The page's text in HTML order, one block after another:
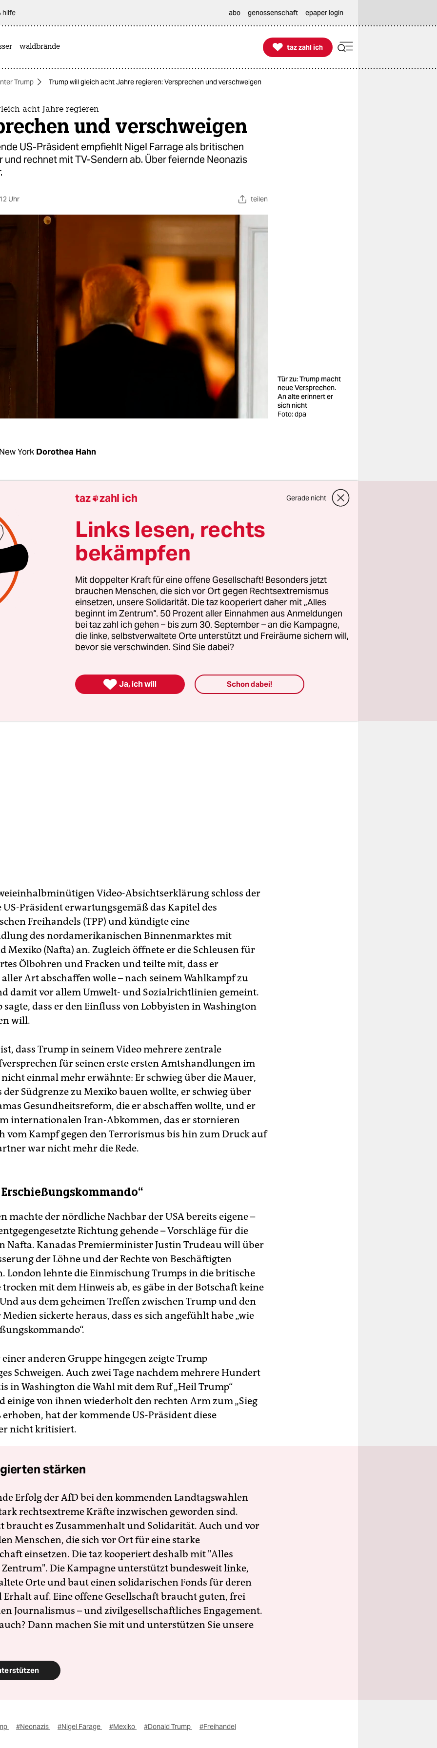
hilfe abo genossenschaft epaper login
waldbrände 
taz zahl ich
taz zahl ich
Trump Trump will gleich acht Jahre regieren: Versprechen und verschweigen
acht Jahre regieren
und verschweigen
US-Präsident empfiehlt Nigel Farrage als britischen
rechnet mit TV-Sendern ab. Über feiernde Neonazis
Uhr teilen
Tür zu: Trump macht
neue Versprechen.
An alte erinnert er
sich nicht
Foto: dpa
York Dorothea Hahn
nach seiner Wahl hat der angehende Präsident der
Landsleuten per YouTube mitgeteilt, was er bei seinem
im Weißen Haus tun will. An die Adresse Londons schlug
vor, den radikalen Nationalisten Nigel Farrage zum
in Washington zu machen.
auf die er schon in seinem Wahlkampf eingedroschen
immer noch keine Pressekonferenz. Stattdessen lud er am
Chefs der großen TV-Sender in seinen Turm in New York
hinter verschlossenen Türen die Leviten zu lesen. Am
um 6 sagte er – ebenfalls per Tweet – ein Treffen mit
ab und erklärte, er wolle sich stattdessen auf seine
werde nun doch an einem Treffen mit der Zeitung
Video-Absichtserklärung schloss der
Präsident erwartungsgemäß das Kapitel des
Freihandels (TPP) und kündigte eine
des nordamerikanischen Binnenmarktes mit
Mexiko (Nafta) an. Zugleich öffnete er die Schleusen für
Ölbohren und Fracken und teilte mit, dass er
Art abschaffen wolle – nach seinem Wahlkampf zu
damit vor allem Umwelt- und Sozialrichtlinien gemeint.
dass er den Einfluss von Lobbyisten in Washington
will.
dass Trump in seinem Video mehrere zentrale
für seinen erste ersten Amtshandlungen im
nicht einmal mehr erwähnte: Er schwieg über die Mauer,
der Südgrenze zu Mexiko bauen wollte, er schwieg über
Gesundheitsreform, die er abschaffen wollte, und er
internationalen Iran-Abkommen, das er stornieren
vom Kampf gegen den Terrorismus bis hin zum Druck auf
war nicht mehr die Rede.
machte der nördliche Nachbar der USA bereits eigene –
Richtung gehende – Vorschläge für die
Nafta. Kanadas Premierminister Justin Trudeau will über
der Löhne und der Rechte von Beschäftigten
London lehnte die Einmischung Trumps in die britische
mit dem Hinweis ab, es gäbe in der Botschaft keine
aus dem geheimen Treffen zwischen Trump und den
Medien sickerte heraus, dass es sich angefühlt habe „wie
einer anderen Gruppe hingegen zeigte Trump
Schweigen. Auch zwei Tage nachdem mehrere Hundert
in Washington die Wahl mit dem Ruf „Heil Trump“
einige von ihnen wiederholt den rechten Arm zum „Sieg
hat der kommende US-Präsident diese
nicht kritisiert.
stärken
Erfolg der AfD bei den kommenden Landtagswahlen
rechtsextreme Kräfte inzwischen geworden sind.
braucht es Zusammenhalt und Solidarität. Auch und vor
Menschen, die sich vor Ort für eine starke
einsetzen. Die taz kooperiert deshalb mit "Alles
Die Kampagne unterstützt bundesweit linke,
Orte und baut einen solidarischen Fonds für deren
Erhalt auf. Eine offene Gesellschaft braucht guten, frei
Journalismus – und zivilgesellschaftliches Engagement.
Dann machen Sie mit und unterstützen Sie unsere
#Neonazis #Nigel Farage #Mexiko #Donald Trump #Freihandel
taz zahl ich Gerade nicht
Links lesen, rechts
bekämpfen
Mit doppelter Kraft für eine offene Gesellschaft! Besonders jetzt
brauchen Menschen, die sich vor Ort gegen Rechtsextremismus
einsetzen, unsere Solidarität. Die taz kooperiert daher mit „Alles
beginnt im Zentrum“. 50 Prozent aller Einnahmen aus Anmeldungen
bei taz zahl ich gehen – bis zum 30. September – an die Kampagne,
die linke, selbstverwaltete Orte unterstützt und Freiräume sichern will,
bevor sie verschwinden. Sind Sie dabei?
 Ja, ich will Schon dabei!